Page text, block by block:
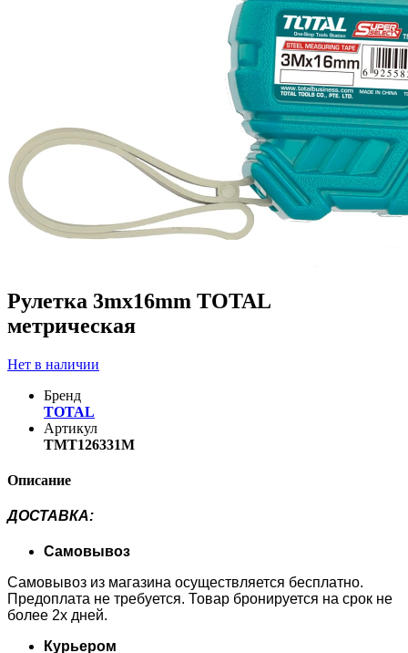
Рулетка 3mx16mm TOTAL
метрическая
Нет в наличии
Бренд
TOTAL
Артикул
TMT126331M
Описание
ДОСТАВКА:
Самовывоз
Самовывоз из магазина осуществляется бесплатно.
Предоплата не требуется. Товар бронируется на срок не
более 2х дней.
Курьером